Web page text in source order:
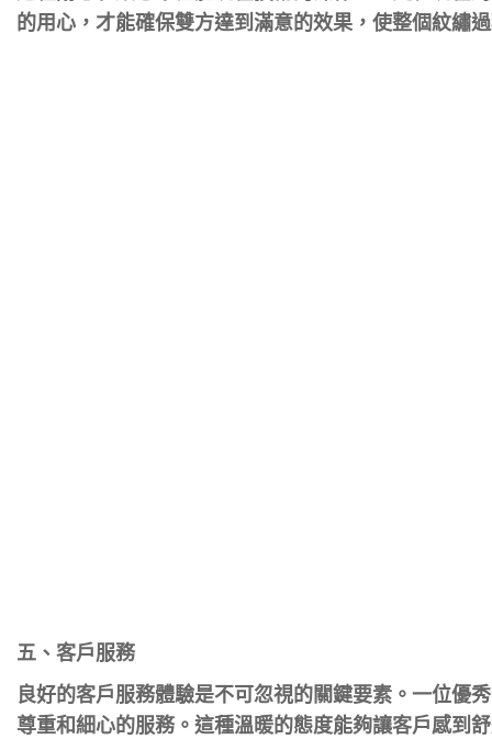
的用心，才能確保雙方達到滿意的效果，使整個紋繡
五、客戶服務
良好的客戶服務體驗是不可忽視的關鍵要素。一位優
尊重和細心的服務。這種溫暖的態度能夠讓客戶感到